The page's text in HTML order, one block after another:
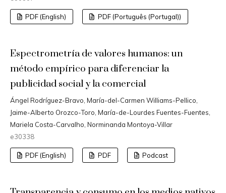
PDF (English) PDF (Português (Portugal))
Espectrometría de valores humanos: un
método empírico para diferenciar la
publicidad social y la comercial
Ángel Rodríguez-Bravo, María-del-Carmen Williams-Pellico,
Jaime-Alberto Orozco-Toro, María-de-Lourdes Fuentes-Fuentes,
Mariela Costa-Carvalho, Norminanda Montoya-Villar
e30338
PDF (English) PDF Podcast